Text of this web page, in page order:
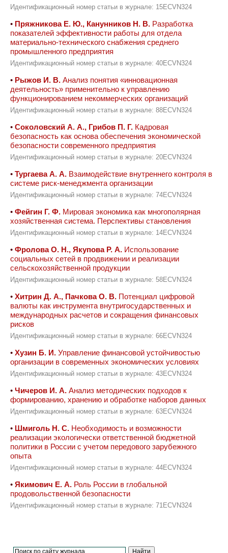
Идентификационный номер статьи в журнале: 15ECVN324
• Пряжникова Е. Ю., Канунников Н. В. Разработка
показателей эффективности работы для отдела
материально-технического снабжения среднего
промышленного предприятия
Идентификационный номер статьи в журнале: 40ECVN324
• Рыжов И. В. Анализ понятия «инновационная
деятельность» применительно к управлению
функционированием некоммерческих организаций
Идентификационный номер статьи в журнале: 88ECVN324
• Соколовский А. А., Грибов П. Г. Кадровая
безопасность как основа обеспечения экономической
безопасности современного предприятия
Идентификационный номер статьи в журнале: 20ECVN324
• Тургаева А. А. Взаимодействие внутреннего контроля в
системе риск-менеджмента организации
Идентификационный номер статьи в журнале: 74ECVN324
• Фейгин Г. Ф. Мировая экономика как многополярная
хозяйственная система. Перспективы становления
Идентификационный номер статьи в журнале: 14ECVN324
• Фролова О. Н., Якупова Р. А. Использование
социальных сетей в продвижении и реализации
сельскохозяйственной продукции
Идентификационный номер статьи в журнале: 58ECVN324
• Хитрин Д. А., Пачкова О. В. Потенциал цифровой
валюты как инструмента внутригосударственных и
международных расчетов и сокращения финансовых
рисков
Идентификационный номер статьи в журнале: 66ECVN324
• Хузин Б. И. Управление финансовой устойчивостью
организации в современных экономических условиях
Идентификационный номер статьи в журнале: 43ECVN324
• Чичеров И. А. Анализ методических подходов к
формированию, хранению и обработке наборов данных
Идентификационный номер статьи в журнале: 63ECVN324
• Шмиголь Н. С. Необходимость и возможности
реализации экологически ответственной бюджетной
политики в России с учетом передового зарубежного
опыта
Идентификационный номер статьи в журнале: 44ECVN324
• Якимович Е. А. Роль России в глобальной
продовольственной безопасности
Идентификационный номер статьи в журнале: 71ECVN324